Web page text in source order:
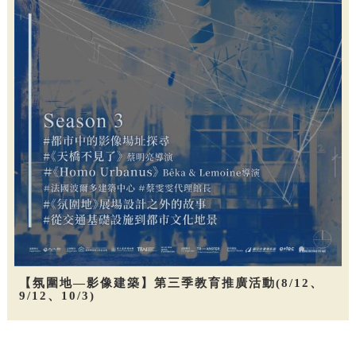
【氛圍地—影像建築】第三季教育推廣活動(8/12、
9/12、10/3)